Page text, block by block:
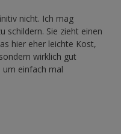
nicht. Ich mag
schildern. Sie zieht einen
hier eher leichte Kost,
wirklich gut
um einfach mal